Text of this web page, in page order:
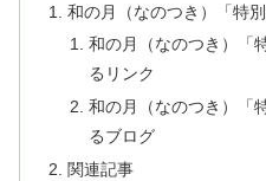
和の月（なのつき）「特
和の月（なのつき）「
るリンク
和の月（なのつき）「
るブログ
関連記事